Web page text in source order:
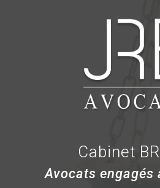
Cabinet
Avocats engagés